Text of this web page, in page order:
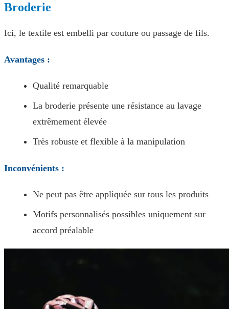
Broderie
Ici, le textile est embelli par couture ou passage de fils.
Avantages :
Qualité remarquable
La broderie présente une résistance au lavage
extrêmement élevée
Très robuste et flexible à la manipulation
Inconvénients :
Ne peut pas être appliquée sur tous les produits
Motifs personnalisés possibles uniquement sur
accord préalable